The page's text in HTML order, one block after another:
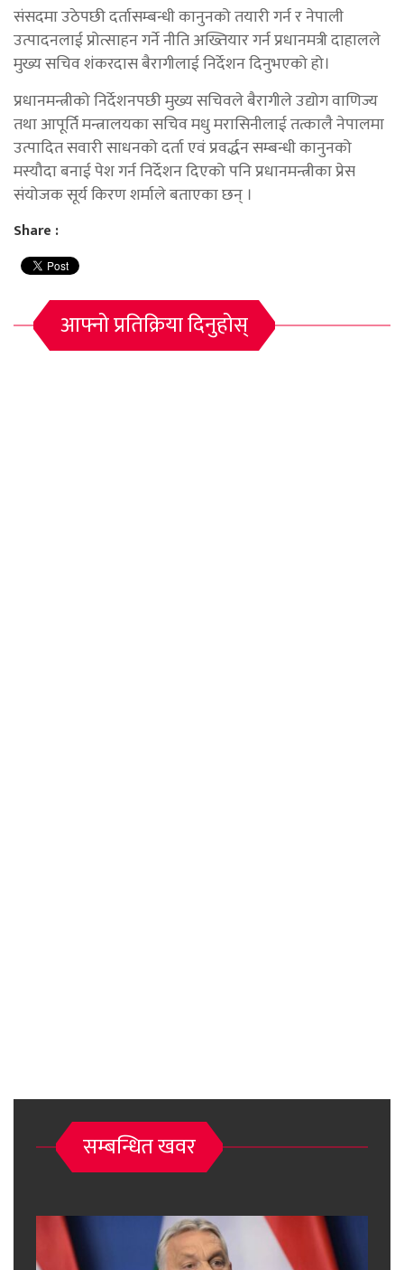
संसदमा उठेपछी दर्तासम्बन्धी कानुनको तयारी गर्न र नेपाली
उत्पादनलाई प्रोत्साहन गर्ने नीति अख्तियार गर्न प्रधानमत्री दाहालले
मुख्य सचिव शंकरदास बैरागीलाई निर्देशन दिनुभएको हो।
प्रधानमन्त्रीको निर्देशनपछी मुख्य सचिवले बैरागीले उद्योग वाणिज्य
तथा आपूर्ति मन्त्रालयका सचिव मधु मरासिनीलाई तत्कालै नेपालमा
उत्पादित सवारी साधनको दर्ता एवं प्रवर्द्धन सम्बन्धी कानुनको
मस्यौदा बनाई पेश गर्न निर्देशन दिएको पनि प्रधानमन्त्रीका प्रेस
संयोजक सूर्य किरण शर्माले बताएका छन् ।
Share :
आफ्नो प्रतिक्रिया दिनुहोस्
सम्बन्धित खवर